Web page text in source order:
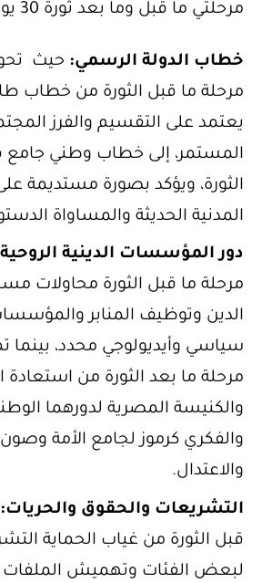
مرحلتي ما قبل وما بعد ثورة 30 يونيو:
خطاب الدولة الرسمي:حيث
مرحلة ما قبل الثورة من خطاب
يعتمد على التقسيم والفرز
المستمر، إلى خطاب وطني جامع
الثورة، ويؤكد بصورة مستديمة
المدنية الحديثة والمساواة
دور المؤسسات الدينية الروحية:
مرحلة ما قبل الثورة محاولات
الدين وتوظيف المنابر
سياسي وأيديولوجي محدد، بينما
مرحلة ما بعد الثورة من استعادة
والكنيسة المصرية لدورهما
والفكري كرموز لجامع الأمة
والاعتدال.
التشريعات والحقوق والحريات:
قبل الثورة من غياب الحماية
لبعض الفئات وتهميش الملفات